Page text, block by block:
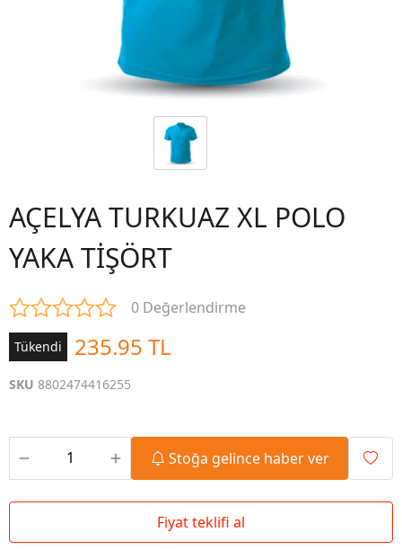
AÇELYA TURKUAZ XL POLO
YAKA TİŞÖRT
0 Değerlendirme
Tükendi 235.95 TL
SKU 8802474416255
Stoğa gelince haber ver
Fiyat teklifi al